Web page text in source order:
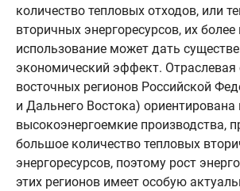
количество тепловых отходов, или
вторичных энергоресурсов, их более
использование может дать
экономический эффект. Отраслевая
восточных регионов Российской
и Дальнего Востока) ориентирована
высокоэнергоемкие производства,
большое количество тепловых
энергоресурсов, поэтому рост
этих регионов имеет особую